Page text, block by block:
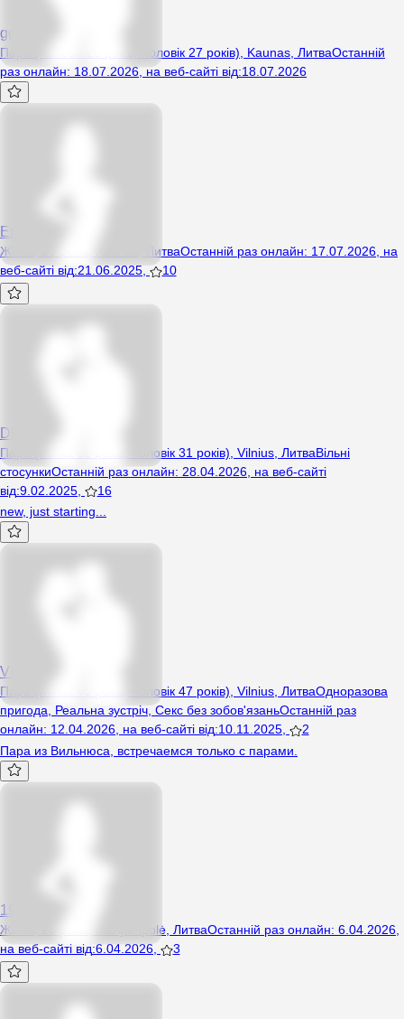
gghfe
Пара (Чоловік 25 років, Чоловік 27 років), Kaunas, ЛитваОстанній
раз онлайн: 18.07.2026, на веб-сайті від:18.07.2026
Emilija
Жінка, 25 років, Kaunas, ЛитваОстанній раз онлайн: 17.07.2026 на
веб-сайті від:21.06.2025 10
DBTI
Пара (Жінка 32 років, Чоловік 31 років), Vilnius, ЛитваВільні
стосункиОстанній раз онлайн: 28.04.2026 на веб-сайті
від:9.02.2025
16
new, just starting...
Vitmar
Пара (Жінка 46 років, Чоловік 47 років), Vilnius, ЛитваОдноразова
пригода
Реальна зустріч Секс без зобов'язаньОстанній раз
онлайн: 12.04.2026 на веб-сайті від:10.11.2025
2
Пара из Вильнюса, встречаемся только с парами.
19682525
Жінка, 26 років, Marijampolė, ЛитваОстанній раз онлайн: 6.04.2026,
на веб-сайті від:6.04.2026, 3